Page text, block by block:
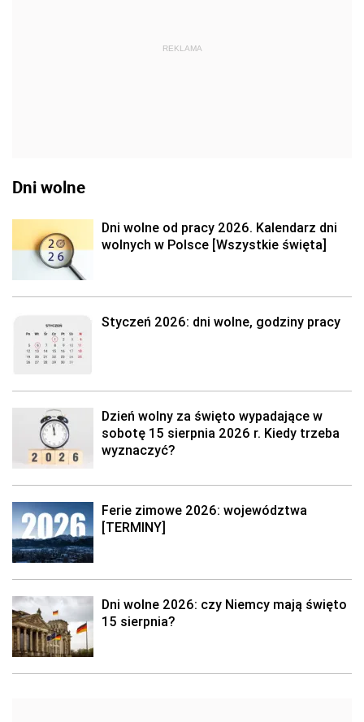
REKLAMA
Dni wolne
Dni wolne od pracy 2026. Kalendarz dni
wolnych w Polsce [Wszystkie święta]
Styczeń 2026: dni wolne, godziny pracy
Dzień wolny za święto wypadające w
sobotę 15 sierpnia 2026 r. Kiedy trzeba
wyznaczyć?
Ferie zimowe 2026: województwa
[TERMINY]
Dni wolne 2026: czy Niemcy mają święto
15 sierpnia?